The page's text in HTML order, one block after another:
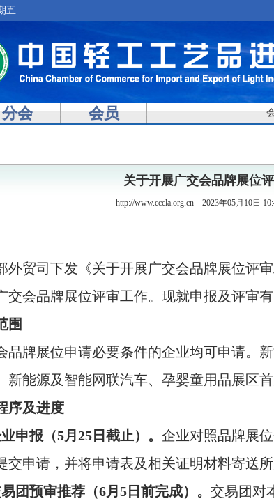
五
分会 会员
关于开展广交会品牌展位
http://www.cccla.org.cn 2023年05月10日
外贸司下发《关于开展广交会品牌展位评
交会品牌展位评审工作。现就申报及评审有
围
品牌展位申请必要条件的企业均可申请。
新能源及智能网联汽车、孕婴童用品展区
序及进度
申报（5月25 日截止）。企业对照品牌展
交申请，并将申请表及相关证明材料寄送所
团预审推荐（6月5 日前完成）。交易团对